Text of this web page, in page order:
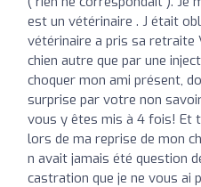
est un vétérinaire . J était
vétérinaire a pris sa retraite
chien autre que par une
choquer mon ami présent,
surprise par votre non
vous y êtes mis à 4 fois! Et
lors de ma reprise de mon
n avait jamais été question
castration que je ne vous ai